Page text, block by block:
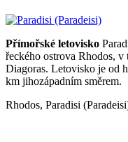
Přímořské letovisko
řeckého ostrova Rhodos,
Diagoras. Letovisko je od
km jihozápadním směrem.
Rhodos, Paradisi